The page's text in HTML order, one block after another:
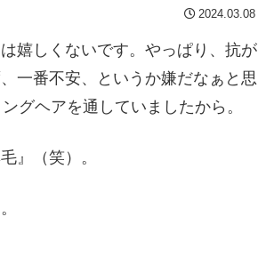
2024.03.08
嬉しくないです。やっぱり、抗が
一番不安、というか嫌だなぁと思
グヘアを通していましたから。
』（笑）。